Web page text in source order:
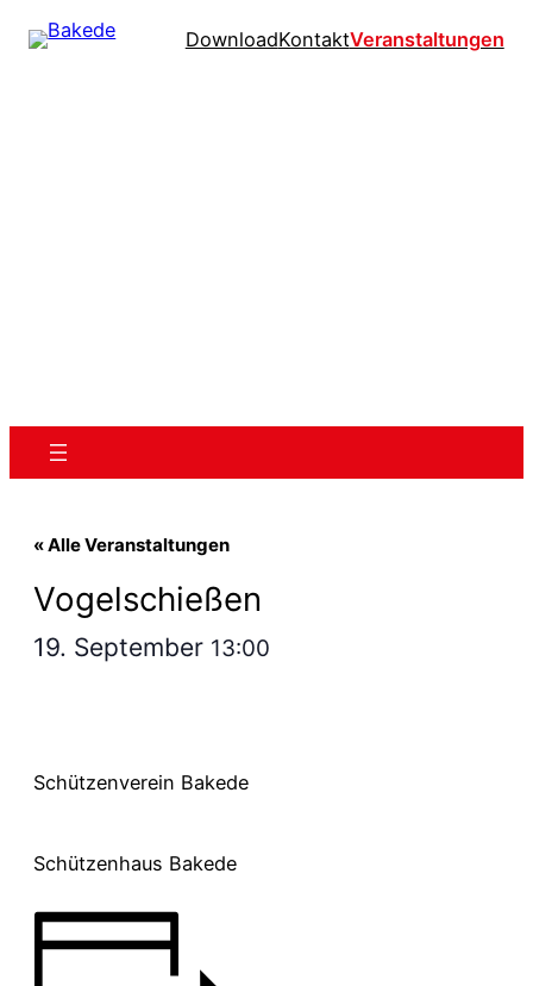
DownloadKontaktVeranstaltungen
« Alle Veranstaltungen
Vogelschießen
19. September 13:00
Schützenverein Bakede
Schützenhaus Bakede